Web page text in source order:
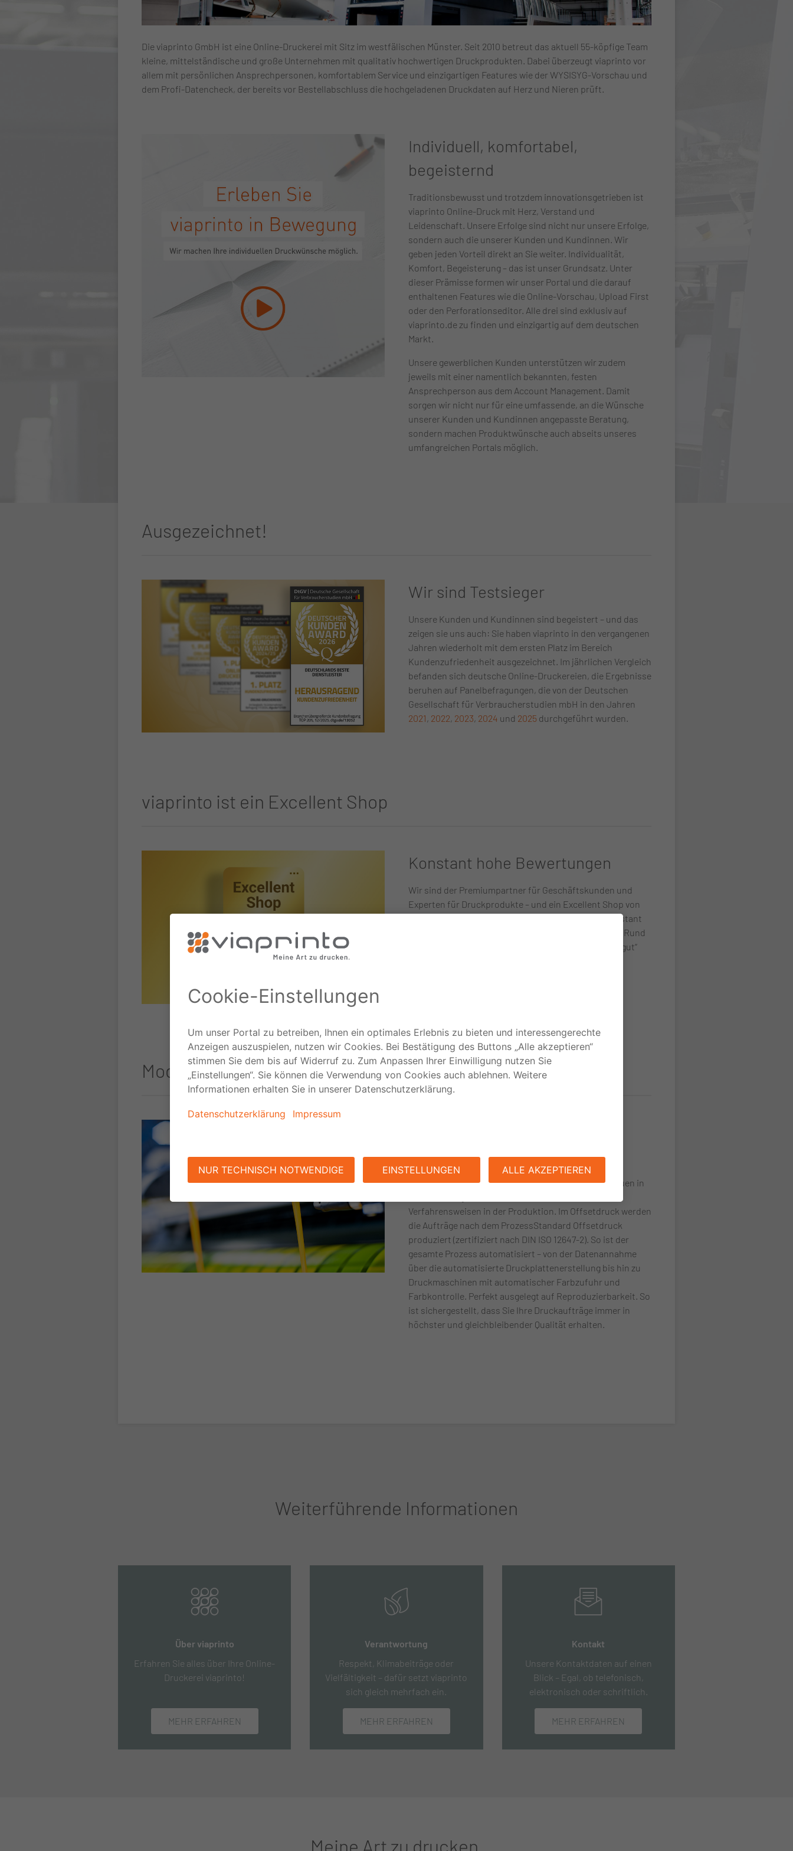
Die viaprinto GmbH ist eine Online-Druckerei mit Sitz im westfälischen Münster. Seit 2010 betreut das aktuell 55-köpfige Team
kleine, mittelständische und große Unternehmen mit qualitativ hochwertigen Druckprodukten. Dabei überzeugt viaprinto vor
allem mit persönlichen Ansprechpersonen, komfortablem Service und einzigartigen Features wie der WYSISYG-Vorschau und
dem Profi-Datencheck, der bereits vor Bestellabschluss die hochgeladenen Druckdaten auf Herz und Nieren prüft.
Individuell, komfortabel,
begeisternd
Traditionsbewusst und trotzdem innovationsgetrieben ist
viaprinto Online-Druck mit Herz, Verstand und
Leidenschaft. Unsere Erfolge sind nicht nur unsere Erfolge,
sondern auch die unserer Kunden und Kundinnen. Wir
geben jeden Vorteil direkt an Sie weiter. Individualität,
Komfort, Begeisterung – das ist unser Grundsatz. Unter
dieser Prämisse formen wir unser Portal und die darauf
enthaltenen Features wie die Online-Vorschau, Upload First
oder den Perforationseditor. Alle drei sind exklusiv auf
viaprinto.de zu finden und einzigartig auf dem deutschen
Markt.
Unsere gewerblichen Kunden unterstützen wir zudem
jeweils mit einer namentlich bekannten, festen
Ansprechperson aus dem Account Management. Damit
sorgen wir nicht nur für eine umfassende, an die Wünsche
unserer Kunden und Kundinnen angepasste Beratung,
sondern machen Produktwünsche auch abseits unseres
umfangreichen Portals möglich.
Ausgezeichnet!
Wir sind Testsieger
Unsere Kunden und Kundinnen sind begeistert – und das
zeigen sie uns auch: Sie haben viaprinto in den vergangenen
Jahren wiederholt mit dem ersten Platz im Bereich
Kundenzufriedenheit ausgezeichnet. Im jährlichen Vergleich
befanden sich deutsche Online-Druckereien, die Ergebnisse
beruhen auf Panelbefragungen, die von der Deutschen
Gesellschaft für Verbraucherstudien mbH in den Jahren
2021 , 2022, 2023, 2024 und 2025 durchgeführt wurden.
viaprinto ist ein Excellent Shop
Konstant hohe Bewertungen
Wir sind der Premiumpartner für Geschäftskunden und
Experten für Druckprodukte – und ein Excellent Shop von
Trusted Shops. Das zeigen unsere seit 15 Jahren konstant
guten Bewertungen unserer Kunden und Kundinnen. Rund
2.000 Besteller haben uns bisher mit „sehr gut“ oder „gut“
Modern und effizient
Produktionsprozess
In der Produktion setzen wir nicht nur auf das Vertrauen in
Verfahrensweisen in der Produktion. Im Offsetdruck werden
die Aufträge nach dem ProzessStandard Offsetdruck
produziert (zertifiziert nach DIN ISO 12647-2). So ist der
gesamte Prozess automatisiert – von der Datenannahme
über die automatisierte Druckplattenerstellung bis hin zu
Druckmaschinen mit automatischer Farbzufuhr und
Farbkontrolle. Perfekt ausgelegt auf Reproduzierbarkeit. So
ist sichergestellt, dass Sie Ihre Druckaufträge immer in
höchster und gleichbleibender Qualität erhalten.
Weiterführende Informationen
Über viaprinto
Erfahren Sie alles über Ihre Online-
Druckerei viaprinto!
MEHR ERFAHREN
Verantwortung
Respekt, Klimabeiträge oder
Vielfältigkeit – dafür setzt viaprinto
sich gleich mehrfach ein.
MEHR ERFAHREN
Kontakt
Unsere Kontaktdaten auf einen
Blick – Egal, ob telefonisch,
elektronisch oder schriftlich.
MEHR ERFAHREN
Meine Art zu drucken.